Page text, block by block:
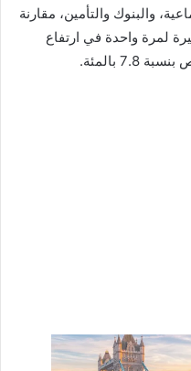
والبنوك والتأمين، مقارنة
لمرة واحدة في ارتفاع
بالمئة.